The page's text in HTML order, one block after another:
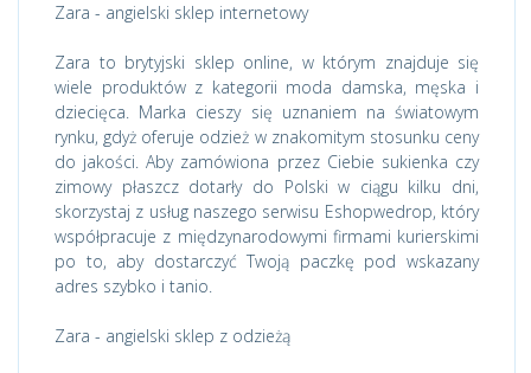
Zara - angielski sklep internetowy
Zara to brytyjski sklep online, w którym znajduje się
wiele produktów z kategorii moda damska, męska i
dziecięca. Marka cieszy się uznaniem na światowym
rynku, gdyż oferuje odzież w znakomitym stosunku ceny
do jakości. Aby zamówiona przez Ciebie sukienka czy
zimowy płaszcz dotarły do Polski w ciągu kilku dni,
skorzystaj z usług naszego serwisu Eshopwedrop, który
współpracuje z międzynarodowymi firmami kurierskimi
po to, aby dostarczyć Twoją paczkę pod wskazany
adres szybko i tanio.
Zara - angielski sklep z odzieżą